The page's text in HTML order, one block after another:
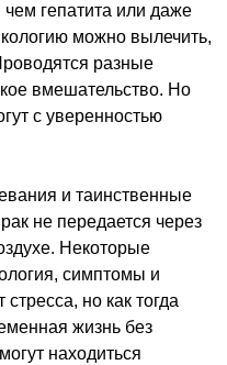
гепатита или даже
можно вылечить,
разные
вмешательство. Но
с уверенностью
и таинственные
не передается через
Некоторые
симптомы и
но как тогда
жизнь без
находиться